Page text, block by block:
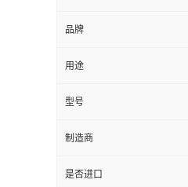
品牌
用途
型号
制造商
是否进口